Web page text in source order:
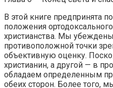
В этой книге предпринята
положения
христианства. Мы
противоположной точки
объективную оценку.
христианин, а другой — в
обладаем определенным
обеих сторон. Более того,